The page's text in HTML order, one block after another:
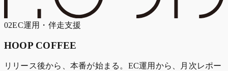
02EC運用・伴走支援
HOOP COFFEE
リリース後から、本番が始まる。EC運用から、月次レポー